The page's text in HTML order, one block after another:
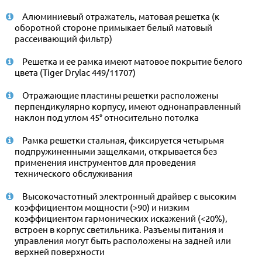
Алюминиевый отражатель, матовая решетка (к
оборотной стороне примыкает белый матовый
рассеивающий фильтр)
Решетка и ее рамка имеют матовое покрытие белого
цвета (Tiger Drylac 449/11707)
Отражающие пластины решетки расположены
перпендикулярно корпусу, имеют однонаправленный
наклон под углом 45° относительно потолка
Рамка решетки стальная, фиксируется четырьмя
подпружиненными защелками, открывается без
применения инструментов для проведения
технического обслуживания
Высокочастотный электронный драйвер с высоким
коэффициентом мощности (>90) и низким
коэффициентом гармонических искажений (<20%),
встроен в корпус светильника. Разъемы питания и
управления могут быть расположены на задней или
верхней поверхности